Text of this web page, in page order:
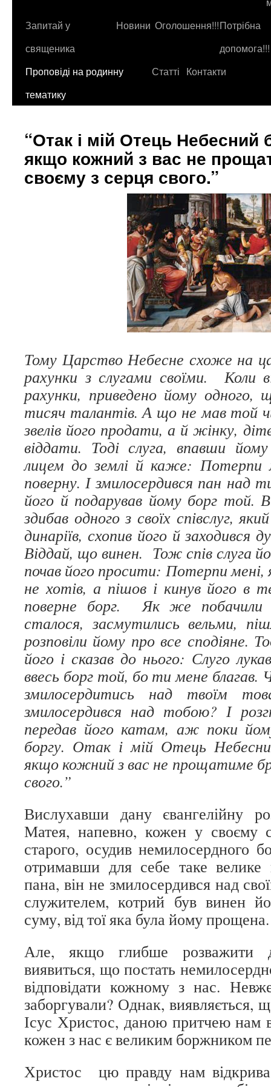
контенту
Запитай у
священика
Новини Оголошення!!!Потрібна
допомога!!!
Проповіді на родинну
тематику
Статті Контакти
“Отак і мій Отець Небесний
якщо кожний з вас не
своєму з серця свого.”
Тому Царство Небесне схоже на
рахунки з слугами своїми. Коли
рахунки, приведено йому одного,
тисяч талантів. А що не мав той
звелів його продати, а й жінку,
віддати. Тоді слуга, впавши
лицем до землі й каже: Потерпи
поверну. І змилосердився пан над
його й подарував йому борг той.
здибав одного з своїх співслуг,
динаріїв, схопив його й
Віддай, що винен. Тож спів слуга
почав його просити: Потерпи мені,
не хотів, а пішов і кинув його в
поверне борг. Як же побачили
сталося, засмутились вельми,
розповіли йому про все сподіяне.
його і сказав до нього: Слуго
ввесь борг той, бо ти мене благав.
змилосердитись над твоїм
змилосердився над тобою? І
передав його катам, аж поки
боргу. Отак і мій Отець
якщо кожний з вас не прощатиме
свого.”
Вислухавши дану євангелійну
Матея, напевно, кожен у своєму
старого, осудив немилосердного
отримавши для себе таке велике
пана, він не змилосердився над
служителем, котрий був винен
суму, від тої яка була йому прощена.
Але, якщо глибше розважити
виявиться, що постать
відповідати кожному з нас.
заборгували? Однак, виявляється,
Ісус Христос, даною притчею нам
кожен з нас є великим боржником
Христос цю правду нам